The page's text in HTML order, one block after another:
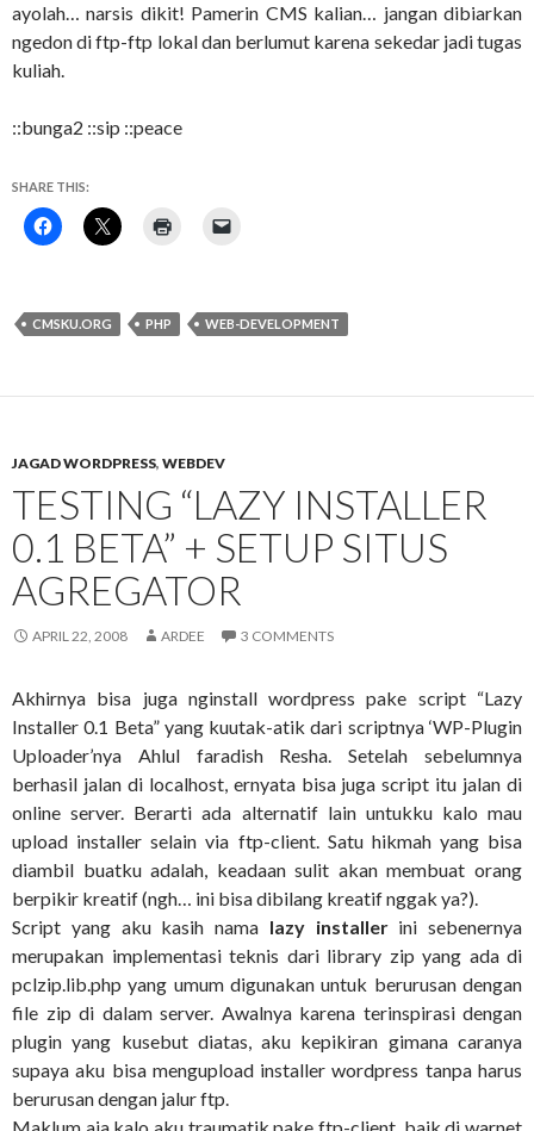
ayolah… narsis dikit! Pamerin CMS kalian… jangan dibiarkan
ngedon di ftp-ftp lokal dan berlumut karena sekedar jadi tugas
kuliah.
::bunga2 ::sip ::peace
SHARE THIS:
CMSKU.ORG PHP WEB-DEVELOPMENT
JAGAD WORDPRESS, WEBDEV
TESTING “LAZY INSTALLER
0.1 BETA” + SETUP SITUS
AGREGATOR
APRIL 22, 2008 ARDEE 3 COMMENTS
Akhirnya bisa juga nginstall wordpress pake script “Lazy
Installer 0.1 Beta” yang kuutak-atik dari scriptnya ‘WP-Plugin
Uploader’nya Ahlul faradish Resha. Setelah sebelumnya
berhasil jalan di localhost, ernyata bisa juga script itu jalan di
online server. Berarti ada alternatif lain untukku kalo mau
upload installer selain via ftp-client. Satu hikmah yang bisa
diambil buatku adalah, keadaan sulit akan membuat orang
berpikir kreatif (ngh… ini bisa dibilang kreatif nggak ya?).
Script yang aku kasih nama lazy installerini sebenernya
merupakan implementasi teknis dari library zip yang ada di
pclzip.lib.php yang umum digunakan untuk berurusan dengan
file zip di dalam server. Awalnya karena terinspirasi dengan
plugin yang kusebut diatas, aku kepikiran gimana caranya
supaya aku bisa mengupload installer wordpress tanpa harus
berurusan dengan jalur ftp.